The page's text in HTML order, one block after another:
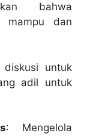
bahwa
mampu dan
diskusi untuk
adil untuk
: Mengelola